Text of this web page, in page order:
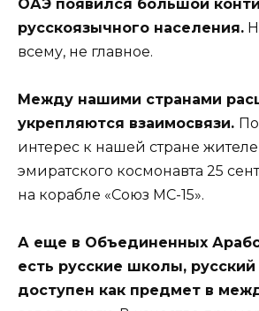
ОАЭ появился большой
русскоязычного населения.
всему, не главное.
Между нашими странами
укрепляются взаимосвязи.
интерес к нашей стране
эмиратского космонавта 25
на корабле «Союз МС-15».
А еще в Объединенных
есть русские школы,
доступен как предмет в